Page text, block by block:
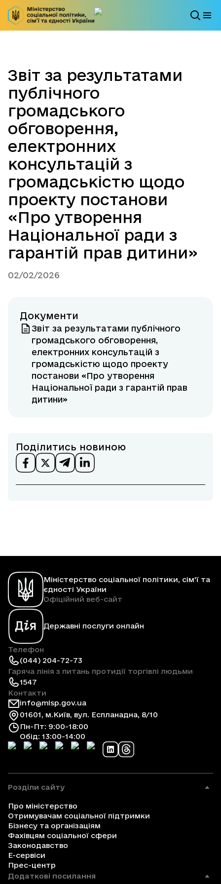
Звіт за результатами
публічного
громадського
обговорення,
електронних
консультацій з
громадськістю щодо
проекту постанови
«Про утворення
Національної ради з
гарантій прав дитини»
02/02/2026
Документи
Звіт за результатами публічного
громадського обговорення,
електронних консультацій з
громадськістю щодо проекту
постанови «Про утворення
Національної ради з гарантій прав
дитини»
Поділитись новиною
Міністерство соціальної політики, сім'ї та
єдності України
Офіційний веб-сайт
Державні послуги онлайн
Телефон
(044) 204-72-73
Гаряча лінія з питань протидії торгівлі людьми
1547
Контакти
info@mlsp.gov.ua
01601, м.Київ, вул. Еспланадна, 8/10
Пн-Пт: 9:00-18:00
Обід: 13:00-14:00
Розділи сайту
Про міністерство
Отримувачам соціальної підтримки
Бізнесу та організаціям
Фахівцям соціальної сфери
Законодавство
Е-сервіси
Прес-центр
Додаткові посилання